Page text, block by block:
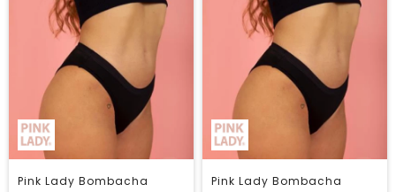
Pink Lady Bombacha
Pink Lady Bombacha